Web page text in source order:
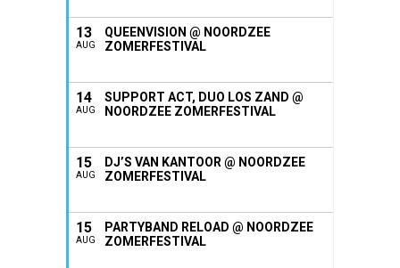
13
AUG
QUEENVISION @ NOORDZEE
ZOMERFESTIVAL
14
AUG
SUPPORT ACT, DUO LOS ZAND @
NOORDZEE ZOMERFESTIVAL
15
AUG
DJ’S VAN KANTOOR @ NOORDZEE
ZOMERFESTIVAL
15
AUG
PARTYBAND RELOAD @ NOORDZEE
ZOMERFESTIVAL